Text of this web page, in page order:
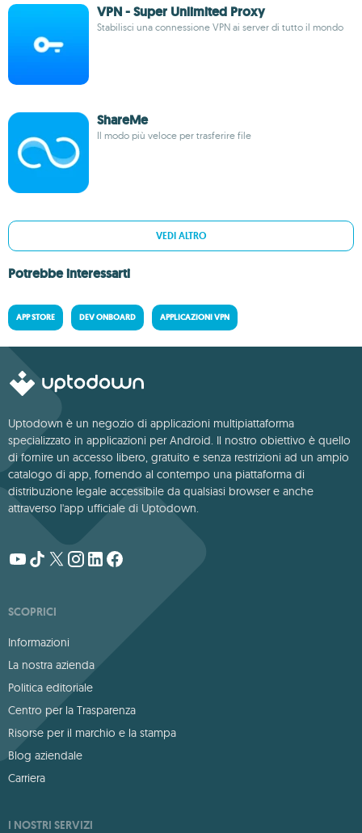
VPN - Super Unlimited Proxy
Stabilisci una connessione VPN ai server di tutto il mondo
ShareMe
Il modo più veloce per trasferire file
VEDI ALTRO
Potrebbe interessarti
APP STORE DEV ONBOARD APPLICAZIONI VPN
Uptodown è un negozio di applicazioni multipiattaforma
specializzato in applicazioni per Android. Il nostro obiettivo è quello
di fornire un accesso libero, gratuito e senza restrizioni ad un ampio
catalogo di app, fornendo al contempo una piattaforma di
distribuzione legale accessibile da qualsiasi browser e anche
attraverso l'app ufficiale di Uptodown.
SCOPRICI
Informazioni
La nostra azienda
Politica editoriale
Centro per la Trasparenza
Risorse per il marchio e la stampa
Blog aziendale
Carriera
I NOSTRI SERVIZI